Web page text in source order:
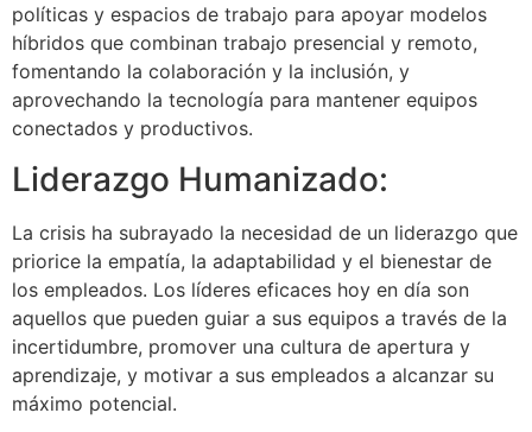
políticas y espacios de trabajo para apoyar modelos
híbridos que combinan trabajo presencial y remoto,
fomentando la colaboración y la inclusión, y
aprovechando la tecnología para mantener equipos
conectados y productivos.
Liderazgo Humanizado:
La crisis ha subrayado la necesidad de un liderazgo que
priorice la empatía, la adaptabilidad y el bienestar de
los empleados. Los líderes eficaces hoy en día son
aquellos que pueden guiar a sus equipos a través de la
incertidumbre, promover una cultura de apertura y
aprendizaje, y motivar a sus empleados a alcanzar su
máximo potencial.